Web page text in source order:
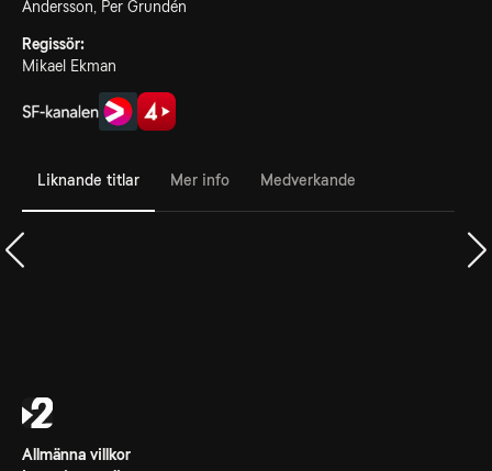
Andersson, Per Grundén
Regissör:
Mikael Ekman
Liknande titlar Mer info Medverkande
Allmänna villkor